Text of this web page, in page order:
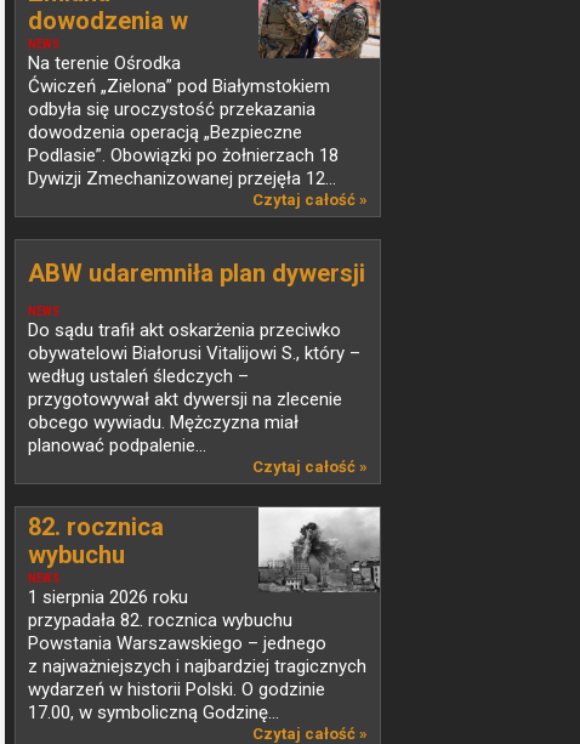
NEWS
dowodzenia w
operacji...
Na terenie Ośrodka
Ćwiczeń „Zielona” pod Białymstokiem
odbyła się uroczystość przekazania
dowodzenia operacją „Bezpieczne
Podlasie”. Obowiązki po żołnierzach 18
Dywizji Zmechanizowanej przejęła 12...
Czytaj całość »
NEWS
ABW udaremniła plan dywersji
Do sądu trafił akt oskarżenia przeciwko
obywatelowi Białorusi Vitalijowi S., który –
według ustaleń śledczych –
przygotowywał akt dywersji na zlecenie
obcego wywiadu. Mężczyzna miał
planować podpalenie...
Czytaj całość »
NEWS
82. rocznica
wybuchu
Powstania...
1 sierpnia 2026 roku
przypadała 82. rocznica wybuchu
Powstania Warszawskiego – jednego
z najważniejszych i najbardziej tragicznych
wydarzeń w historii Polski. O godzinie
17.00, w symboliczną Godzinę...
Czytaj całość »